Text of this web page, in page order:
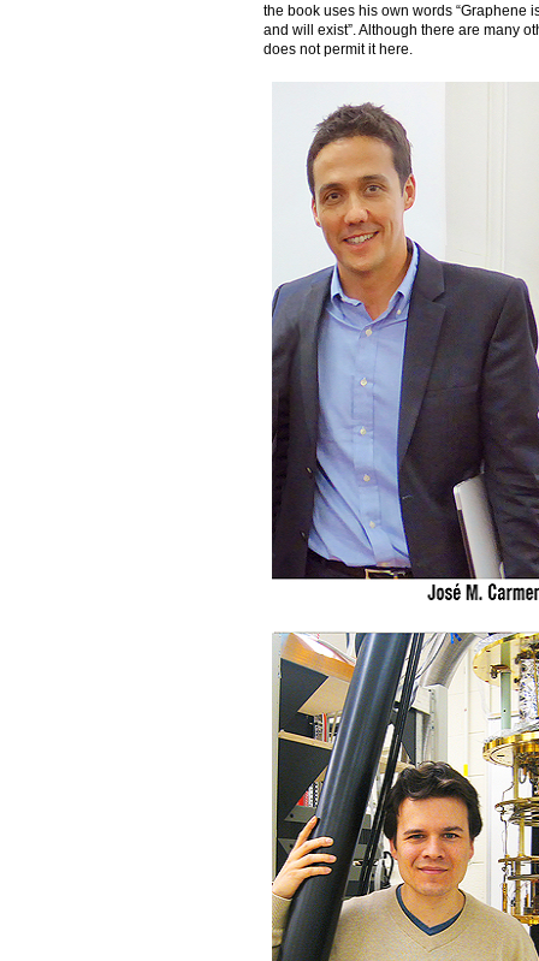
the book uses his own words “Graphene
and will exist”. Although there are many
does not permit it here.